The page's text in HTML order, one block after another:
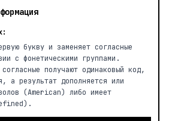
букву и заменяет согласные
с фонетическими группами.
получают одинаковый код,
а результат дополняется или
(American) либо имеет